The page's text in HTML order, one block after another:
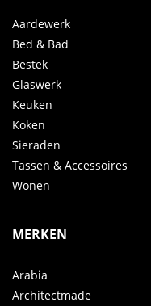
Aardewerk
Bed & Bad
Bestek
Glaswerk
Keuken
Koken
Sieraden
Tassen & Accessoires
Wonen
MERKEN
Arabia
Architectmade